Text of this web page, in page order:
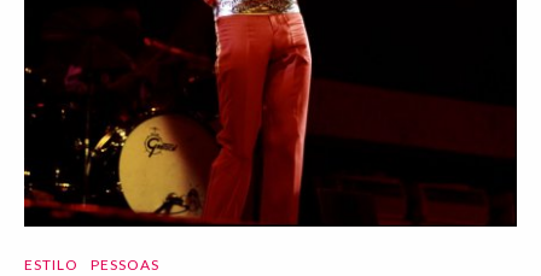
ESTILO PESSOAS